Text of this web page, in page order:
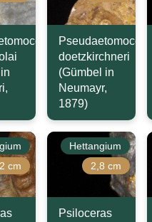
Pseudaetomoceras
doetzkirchneri
(Gümbel in
Neumayr,
1879)
cm
Hettangium
2,8 cm
Psiloceras